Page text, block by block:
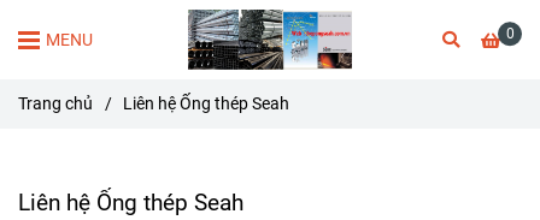
0
MENU
Trang chủ / Liên hệ Ống thép Seah
Liên hệ Ống thép Seah